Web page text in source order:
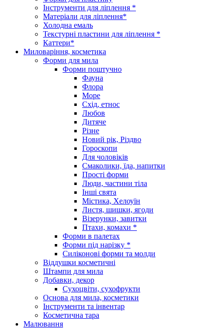
Інструменти для ліплення *
Матеріали для ліплення*
Холодна емаль
Текстурні пластини для ліплення *
Каттери*
Миловаріння, косметика
Форми для мила
Форми поштучно
Фауна
Флора
Море
Схід, етнос
Любов
Дитяче
Різне
Новий рік, Різдво
Гороскопи
Для чоловіків
Смаколики, їда, напитки
Прості форми
Люди, частини тіла
Інші свята
Містика, Хелоуїн
Листя, шишки, ягоди
Візерунки, завитки
Птахи, комахи *
Форми в палетах
Форми під нарізку *
Силіконові форми та молди
Віддушки косметичні
Штампи для мила
Добавки, декор
Сухоцвіти, сухофрукти
Основа для мила, косметики
Інструменти та інвентар
Косметична тара
Малювання